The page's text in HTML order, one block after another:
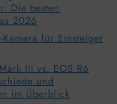
Die besten
2026
Kamera für Einsteiger
III vs. EOS R6
und
im Überblick